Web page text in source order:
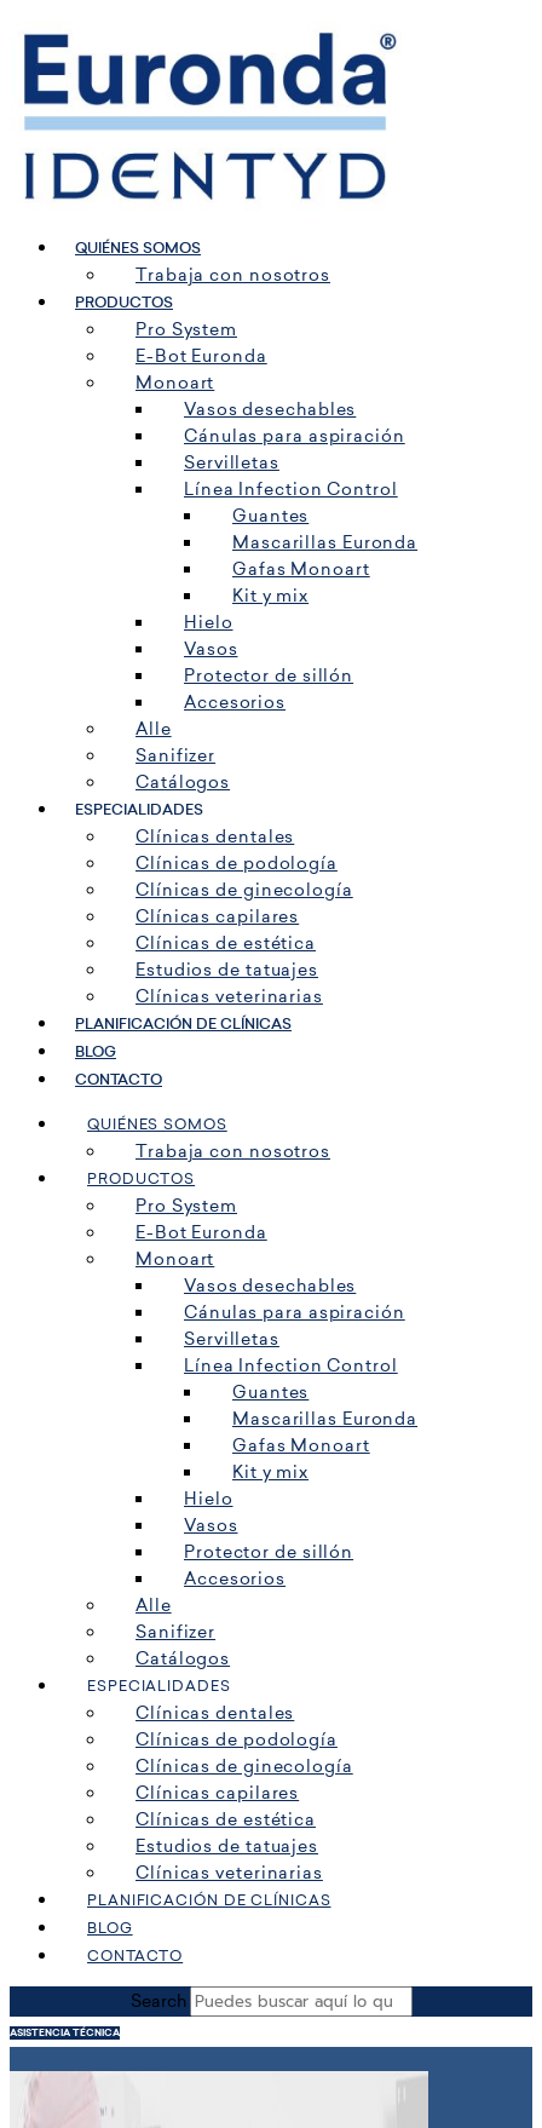
contenido
QUIÉNES SOMOS
Trabaja con nosotros
PRODUCTOS
Pro System
E-Bot Euronda
Monoart
Vasos desechables
Cánulas para aspiración
Servilletas
Línea Infection Control
Guantes
Mascarillas Euronda
Gafas Monoart
Kit y mix
Hielo
Vasos
Protector de sillón
Accesorios
Alle
Sanifizer
Catálogos
ESPECIALIDADES
Clínicas dentales
Clínicas de podología
Clínicas de ginecología
Clínicas capilares
Clínicas de estética
Estudios de tatuajes
Clínicas veterinarias
PLANIFICACIÓN DE CLÍNICAS
BLOG
CONTACTO
QUIÉNES SOMOS
Trabaja con nosotros
PRODUCTOS
Pro System
E-Bot Euronda
Monoart
Vasos desechables
Cánulas para aspiración
Servilletas
Línea Infection Control
Guantes
Mascarillas Euronda
Gafas Monoart
Kit y mix
Hielo
Vasos
Protector de sillón
Accesorios
Alle
Sanifizer
Catálogos
ESPECIALIDADES
Clínicas dentales
Clínicas de podología
Clínicas de ginecología
Clínicas capilares
Clínicas de estética
Estudios de tatuajes
Clínicas veterinarias
PLANIFICACIÓN DE CLÍNICAS
BLOG
CONTACTO
Search
ASISTENCIA TÉCNICA